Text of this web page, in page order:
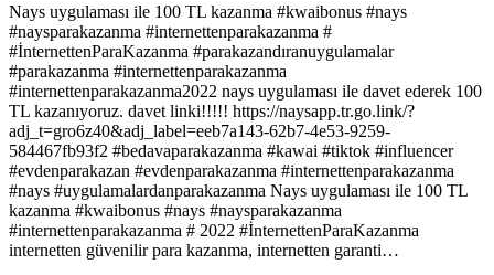
Nays uygulaması ile 100 TL kazanma #kwaibonus #nays
#naysparakazanma #internettenparakazanma #
#İnternettenParaKazanma #parakazandıranuygulamalar
#parakazanma #internettenparakazanma
#internettenparakazanma2022 nays uygulaması ile davet ederek 100
TL kazanıyoruz. davet linki!!!!! https://naysapp.tr.go.link/?
adj_t=gro6z40&adj_label=eeb7a143-62b7-4e53-9259-
584467fb93f2 #bedavaparakazanma #kawai #tiktok #influencer
#evdenparakazan #evdenparakazanma #internettenparakazanma
#nays #uygulamalardanparakazanma Nays uygulaması ile 100 TL
kazanma #kwaibonus #nays #naysparakazanma
#internettenparakazanma # 2022 #İnternettenParaKazanma
internetten güvenilir para kazanma, internetten garanti…